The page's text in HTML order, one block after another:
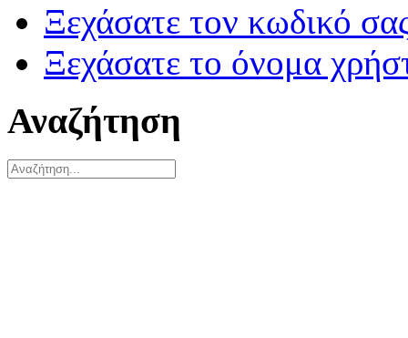
Ξεχάσατε τον κωδικό
Ξεχάσατε το όνομα
Αναζήτηση